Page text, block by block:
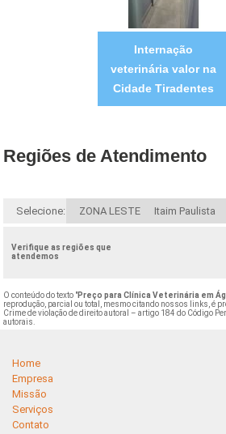
Internação
veterinária valor na
Cidade Tiradentes
Regiões de Atendimento
Selecione: ZONA LESTE Itaim Paulista
Verifique as regiões que
atendemos
O conteúdo do texto "Preço para Clínica Veterinária em
reprodução, parcial ou total, mesmo citando nossos links, é
Crime de violação de direito autoral – artigo 184 do Código
autorais
Home
Empresa
Missão
Serviços
Contato